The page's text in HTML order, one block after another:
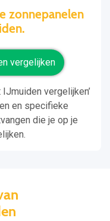
zonnepanelen
vergelijken
vergelijken’
en specifieke
die je op je